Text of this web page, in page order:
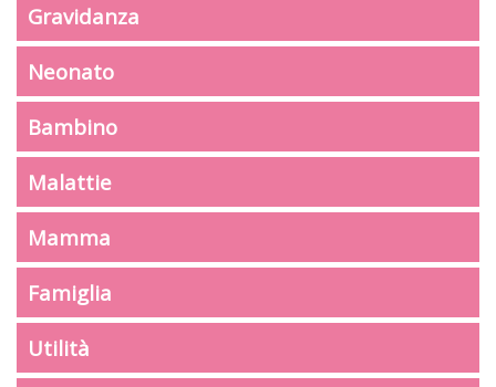
Gravidanza
Neonato
Bambino
Malattie
Mamma
Famiglia
Utilità